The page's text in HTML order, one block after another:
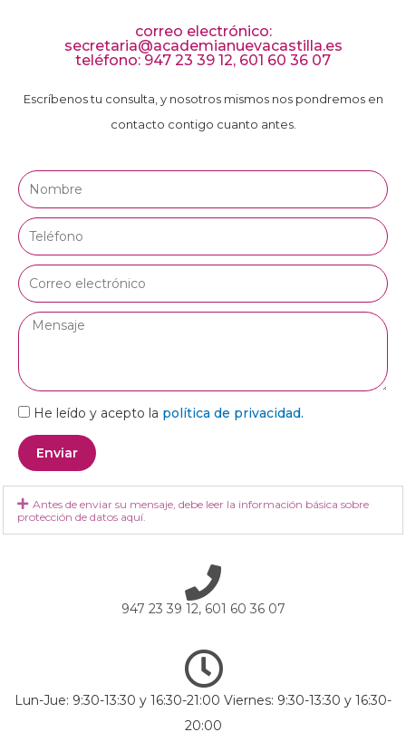
correo electrónico:
secretaria@academianuevacastilla.es
teléfono: 947 23 39 12, 601 60 36 07
Escríbenos tu consulta, y nosotros mismos nos pondremos en
contacto contigo cuanto antes.
Nombre
Teléfono
Correo
electrónico
Mensaje
He leído y acepto la política de privacidad.
Enviar
Antes de enviar su mensaje, debe leer la información básica sobre
protección de datos aquí.
947 23 39 12, 601 60 36 07
Lun-Jue: 9:30-13:30 y 16:30-21:00 Viernes: 9:30-13:30 y 16:30-
20:00